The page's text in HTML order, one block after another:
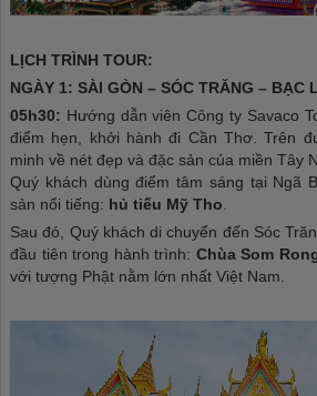
LỊCH TRÌNH TOUR:
NGÀY 1: SÀI GÒN – SÓC TRĂNG – BẠC
05h30: Hướng dẫn viên Công ty Savaco
điểm hẹn, khởi hành đi Cần Thơ. Trên
minh về nét đẹp và đặc sản của miền Tây
Quý khách dùng điểm tâm sáng tại Ngã
sản nổi tiếng: hủ tiếu Mỹ Tho.
Sau đó, Quý khách di chuyển đến Sóc
đầu tiên trong hành trình: Chùa Som
với tượng Phật nằm lớn nhất Việt Nam.